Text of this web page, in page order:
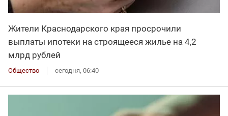
Жители Краснодарского края просрочили
выплаты ипотеки на строящееся жилье на 4,2
млрд рублей
Общество сегодня, 06:40